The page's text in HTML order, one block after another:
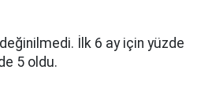
İlk 6 ay için yüzde
5 oldu.